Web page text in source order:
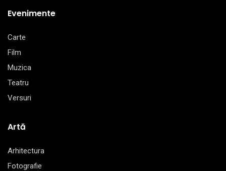
Evenimente
Carte
Film
Muzica
Teatru
Versuri
Artă
Arhitectura
Fotografie